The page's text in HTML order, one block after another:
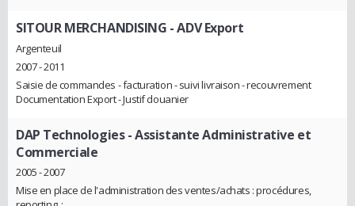
SITOUR MERCHANDISING - ADV Export
Argenteuil
2007 - 2011
Saisie de commandes - facturation - suivi livraison - recouvrement
Documentation Export - Justif douanier
DAP Technologies- Assistante Administrative et
Commerciale
2005 - 2007
Mise en place de l'administration des ventes/achats : procédures,